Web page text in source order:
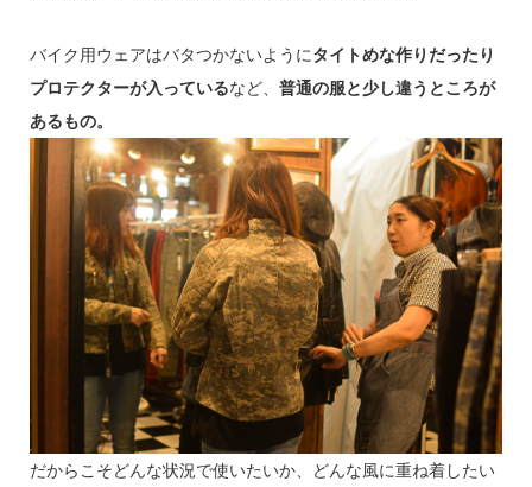
バイク用ウェアはバタつかないようにタイトめな作りだったり
プロテクターが入っているなど、 普通の服と少し違うところが
あるもの。
だからこそどんな状況で使いたいか、どんな風に重ね着したい